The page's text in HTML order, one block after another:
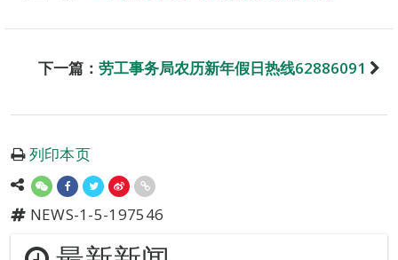
下一篇： 劳工事务局农历新年假日热线62886091
列印本页
NEWS-1-5-197546